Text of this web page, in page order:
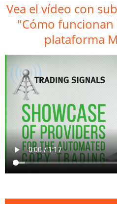
Vea el vídeo con
"Cómo funcionan
plataforma